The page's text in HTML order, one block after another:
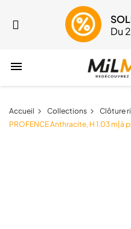
Du

Accueil Collections
Clôture
PROFENCE Anthracite, H 1.03